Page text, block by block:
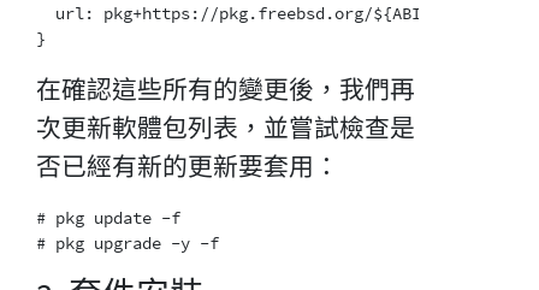
  url: pkg+https://pkg.freebsd.org/${ABI}/latest
在確認這些所有的變更後，我們再
次更新軟體包列表，並嘗試檢查是
否已經有新的更新要套用：
# pkg update -f